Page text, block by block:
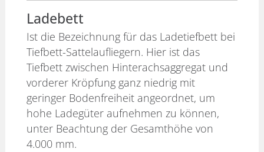
Ladebett
Ist die Bezeichnung für das Ladetiefbett bei
Tiefbett-Sattelaufliegern. Hier ist das
Tiefbett zwischen Hinterachsaggregat und
vorderer Kröpfung ganz niedrig mit
geringer Bodenfreiheit angeordnet, um
hohe Ladegüter aufnehmen zu können,
unter Beachtung der Gesamthöhe von
4.000 mm.